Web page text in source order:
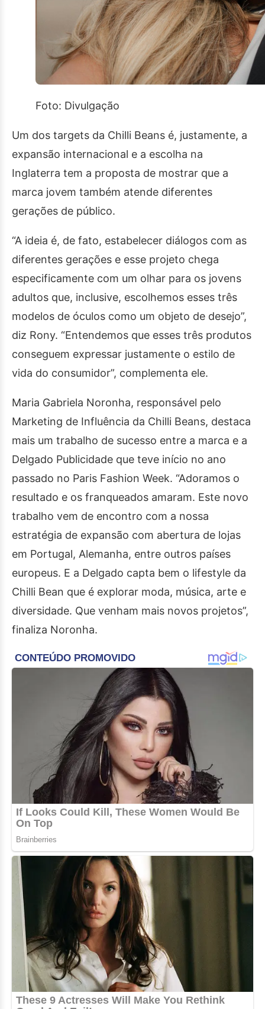
Foto: Divulgação
Um dos targets da Chilli Beans é, justamente, a
expansão internacional e a escolha na
Inglaterra tem a proposta de mostrar que a
marca jovem também atende diferentes
gerações de público.
“A ideia é, de fato, estabelecer diálogos com as
diferentes gerações e esse projeto chega
especificamente com um olhar para os jovens
adultos que, inclusive, escolhemos esses três
modelos de óculos como um objeto de desejo”,
diz Rony. “Entendemos que esses três produtos
conseguem expressar justamente o estilo de
vida do consumidor”, complementa ele.
Maria Gabriela Noronha, responsável pelo
Marketing de Influência da Chilli Beans, destaca
mais um trabalho de sucesso entre a marca e a
Delgado Publicidade que teve início no ano
passado no Paris Fashion Week. “Adoramos o
resultado e os franqueados amaram. Este novo
trabalho vem de encontro com a nossa
estratégia de expansão com abertura de lojas
em Portugal, Alemanha, entre outros países
europeus. E a Delgado capta bem o lifestyle da
Chilli Bean que é explorar moda, música, arte e
diversidade. Que venham mais novos projetos”,
finaliza Noronha.